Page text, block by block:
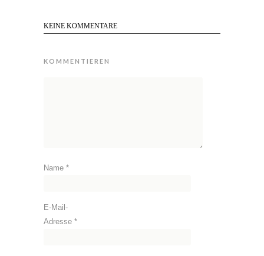
KEINE KOMMENTARE
KOMMENTIEREN
Name *
E-Mail-
Adresse *